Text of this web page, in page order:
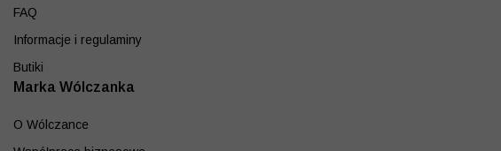
FAQ
Informacje i regulaminy
Butiki
Marka Wólczanka
O Wólczance